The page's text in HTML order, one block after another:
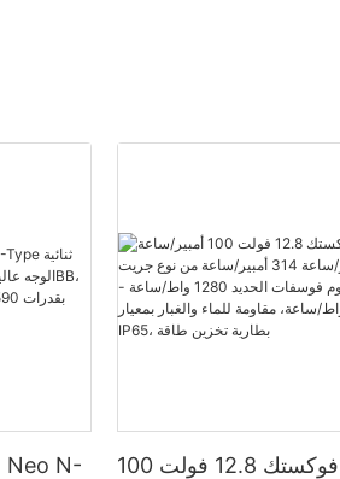
بطارية فوكستك 12.8 فولت 100